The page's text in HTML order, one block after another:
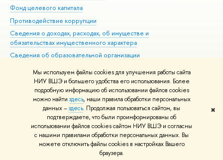
Мы используем файлы cookies для улучшения работы сайта
НИУ ВШЭ и большего удобства его использования. Более
подробную информацию об использовании файлов cookies
можно найти здесь, наши правила обработки персональных
данных –здесь. Продолжая пользоваться сайтом, вы
подтверждаете, что были проинформированы об
использовании файлов cookies сайтом НИУ ВШЭ и согласны
с нашими правилами обработки персональных данных. Вы
можете отключить файлы cookies в настройках Вашего
браузера.
✖
Фонд целевого капитала
Противодействие коррупции
Сведения о доходах, расходах, об имуществе и
обязательствах имущественного характера
Сведения об образовательной организации
Людям с ограниченными возможностями здоровья
Единая платежная страница
Работа в Вышке
© НИУ ВШЭ 1993–2026 Адреса и контакты Условия использования
материалов Политика конфиденциальности Карта сайта
Шрифты HSE Sans и HSE Slab разработаны вШколе дизайна НИУ ВШЭ